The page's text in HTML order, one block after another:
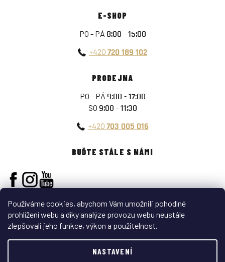
Používáme cookies, abychom Vám umožnili pohodlné
prohlížení webu a díky analýze provozu webu neustále
zlepšovali jeho funkce, výkon a použitelnost.
NASTAVENÍ
E-SHOP
PO - PÁ 8:00 - 15:00
+420 720 189 102
PRODEJNA
PO - PÁ 9:00 - 17:00
SO 9:00 - 11:30
+420 703 005 016
BUĎTE STÁLE S NÁMI